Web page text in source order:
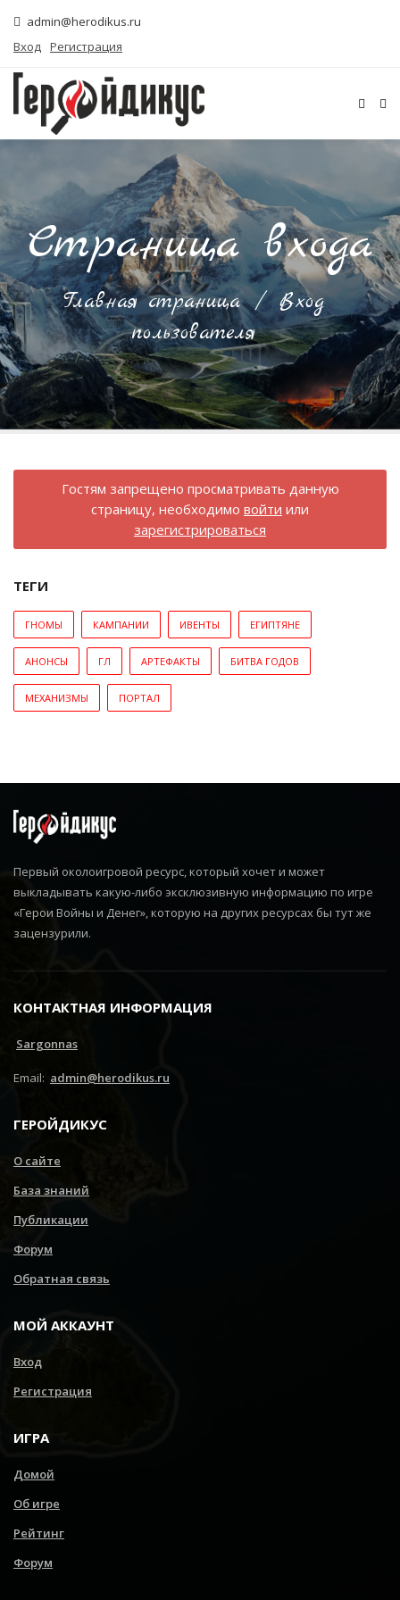
admin@herodikus.ru
Вход Регистрация
Страница входа
Главная страница / Вход
пользователя
Гостям запрещено просматривать данную
страницу, необходимо войти или
зарегистрироваться
ТЕГИ
ГНОМЫ КАМПАНИИ ИВЕНТЫ ЕГИПТЯНЕ
АНОНСЫ ГЛ АРТЕФАКТЫ БИТВА ГОДОВ
МЕХАНИЗМЫ ПОРТАЛ
Первый околоигровой ресурс, который хочет и может
выкладывать какую-либо эксклюзивную информацию по игре
«Герои Войны и Денег», которую на других ресурсах бы тут же
зацензурили.
КОНТАКТНАЯ ИНФОРМАЦИЯ
Sargonnas
Email: admin@herodikus.ru
ГЕРОЙДИКУС
О сайте
База знаний
Публикации
Форум
Обратная связь
МОЙ АККАУНТ
Вход
Регистрация
ИГРА
Домой
Об игре
Рейтинг
Форум